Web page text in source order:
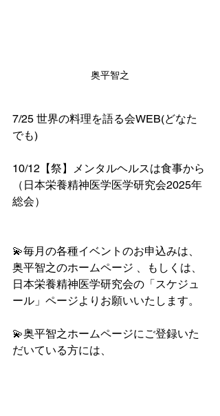
奥平智之
7/25 世界の料理を語る会WEB(どなた
でも)
10/12【祭】メンタルヘルスは食事から
（日本栄養精神医学医学研究会2025年
総会）
💫毎月の各種イベントのお申込みは、
奥平智之のホームページ 、もしくは、
日本栄養精神医学研究会の「スケジュ
ール」ページよりお願いいたします。
💫奥平智之ホームページにご登録いた
だいている方には、